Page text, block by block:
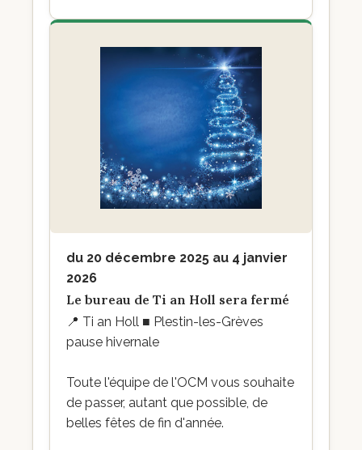
du 20 décembre 2025 au 4 janvier
2026
Le bureau de Ti an Holl sera fermé
📍 Ti an Holl ■ Plestin-les-Grèves
pause hivernale
Toute l'équipe de l'OCM vous souhaite
de passer, autant que possible, de
belles fêtes de fin d'année.